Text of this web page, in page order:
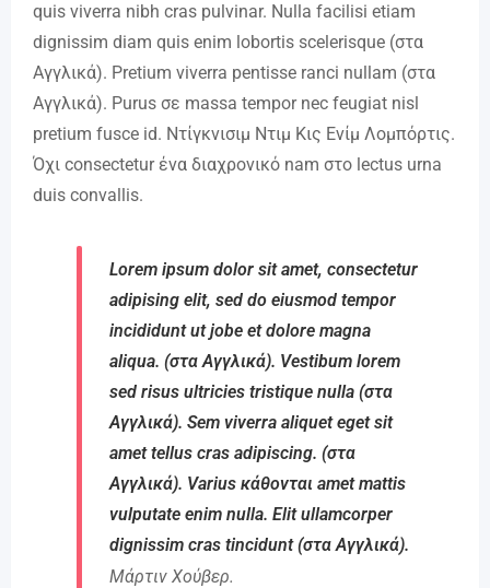
quis viverra nibh cras pulvinar. Nulla facilisi etiam
dignissim diam quis enim lobortis scelerisque (στα
Αγγλικά). Pretium viverra pentisse ranci nullam (στα
Αγγλικά). Purus σε massa tempor nec feugiat nisl
pretium fusce id. Ντίγκνισιμ Ντιμ Κις Ενίμ Λομπόρτις.
Όχι consectetur ένα διαχρονικό nam στο lectus urna
duis convallis.
Lorem ipsum dolor sit amet, consectetur
adipising elit, sed do eiusmod tempor
incididunt ut jobe et dolore magna
aliqua. (στα Αγγλικά). Vestibum lorem
sed risus ultricies tristique nulla (στα
Αγγλικά). Sem viverra aliquet eget sit
amet tellus cras adipiscing. (στα
Αγγλικά). Varius κάθονται amet mattis
vulputate enim nulla. Elit ullamcorper
dignissim cras tincidunt (στα Αγγλικά).
Μάρτιν Χούβερ.